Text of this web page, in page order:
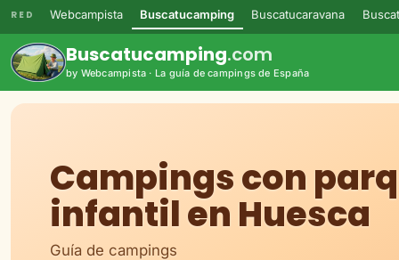
RED Webcampista Buscatucamping Buscatucaravana
Buscatucamping.com
by Webcampista · La guía de campings de España
Campings con
infantil en Huesca
Guía de campings